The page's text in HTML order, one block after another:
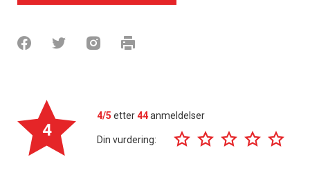
4
4/5 etter44anmeldelser
Din vurdering: